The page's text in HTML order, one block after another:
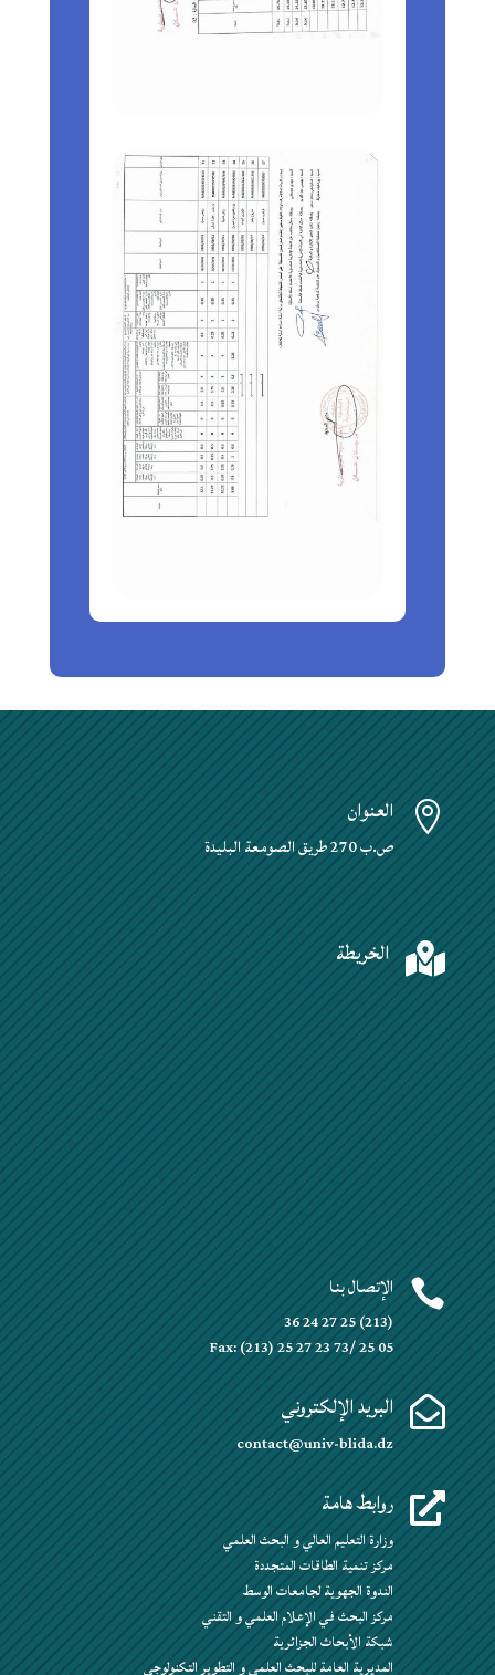
 العنوان
ص.ب 270 طريق الصومعة البليدة
 الخريطة
 الإتصال بنا
(213) 25 27 24 36
Fax: (213) 25 27 23 73/ 25 05
 البريد الإلكتروني
contact@univ-blida.dz
 روابط هامة
وزارة التعليم العالي و البحث العلمي
مركز تنمية الطاقات المتجددة
الندوة الجهوية لجامعات الوسط
مركز البحث في الإعلام العلمي و التقني
شبكة الأبحاث الجزائرية
المديرية العامة للبحث العلمي و التطوير التكنولوجي